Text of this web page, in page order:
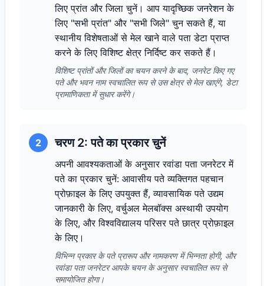
लिए प्रांत और जिला चुनें। आप यादृच्छिक जनरेशन के
लिए "सभी प्रांत" और "सभी जिले" चुन सकते हैं, या
स्थानीय विशेषताओं से मेल खाने वाले पता डेटा प्राप्त
करने के लिए विशिष्ट क्षेत्र निर्दिष्ट कर सकते हैं।
विशिष्ट प्रांतों और जिलों का चयन करने के बाद, जनरेट किए गए
पते और भवन नाम स्वचालित रूप से उस क्षेत्र से मेल खाएंगे, डेटा
प्रामाणिकता में सुधार करेंगे।
2 चरण 2: पते का प्रकार चुनें
अपनी आवश्यकताओं के अनुसार रवांडा पता जनरेटर में
पते का प्रकार चुनें: आवासीय पते व्यक्तिगत पहचान
प्रोफ़ाइल के लिए उपयुक्त हैं, व्यावसायिक पते उद्यम
जानकारी के लिए, वर्चुअल मेलबॉक्स अस्थायी उपयोग
के लिए, और विश्वविद्यालय परिसर पते छात्र प्रोफ़ाइल
के लिए।
विभिन्न प्रकार के पते प्रारूप और नामकरण में भिन्नता होगी, और
रवांडा पता जनरेटर आपके चयन के अनुसार स्वचालित रूप से
समायोजित होगा।